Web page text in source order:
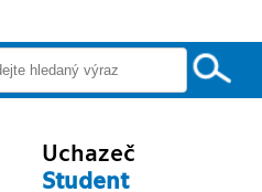
Uchazeč
Student